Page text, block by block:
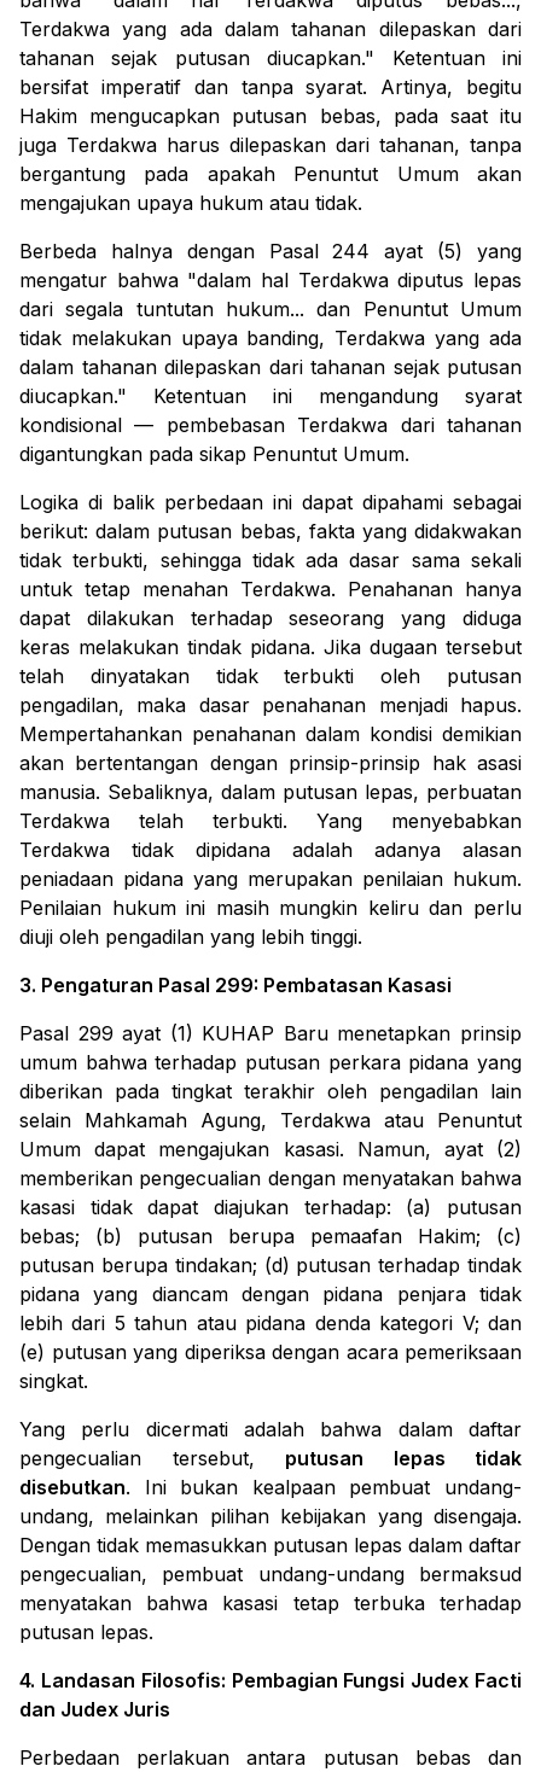
Terdakwa yang ada dalam tahanan dilepaskan dari
tahanan sejak putusan diucapkan." Ketentuan ini
bersifat imperatif dan tanpa syarat. Artinya, begitu
Hakim mengucapkan putusan bebas, pada saat itu
juga Terdakwa harus dilepaskan dari tahanan, tanpa
bergantung pada apakah Penuntut Umum akan
mengajukan upaya hukum atau tidak.
Berbeda halnya dengan Pasal 244 ayat (5) yang
mengatur bahwa "dalam hal Terdakwa diputus lepas
dari segala tuntutan hukum... dan Penuntut Umum
tidak melakukan upaya banding, Terdakwa yang ada
dalam tahanan dilepaskan dari tahanan sejak putusan
diucapkan." Ketentuan ini mengandung syarat
kondisional — pembebasan Terdakwa dari tahanan
digantungkan pada sikap Penuntut Umum.
Logika di balik perbedaan ini dapat dipahami sebagai
berikut: dalam putusan bebas, fakta yang didakwakan
tidak terbukti, sehingga tidak ada dasar sama sekali
untuk tetap menahan Terdakwa. Penahanan hanya
dapat dilakukan terhadap seseorang yang diduga
keras melakukan tindak pidana. Jika dugaan tersebut
telah dinyatakan tidak terbukti oleh putusan
pengadilan, maka dasar penahanan menjadi hapus.
Mempertahankan penahanan dalam kondisi demikian
akan bertentangan dengan prinsip-prinsip hak asasi
manusia. Sebaliknya, dalam putusan lepas, perbuatan
Terdakwa telah terbukti. Yang menyebabkan
Terdakwa tidak dipidana adalah adanya alasan
peniadaan pidana yang merupakan penilaian hukum.
Penilaian hukum ini masih mungkin keliru dan perlu
diuji oleh pengadilan yang lebih tinggi.
3. Pengaturan Pasal 299: Pembatasan Kasasi
Pasal 299 ayat (1) KUHAP Baru menetapkan prinsip
umum bahwa terhadap putusan perkara pidana yang
diberikan pada tingkat terakhir oleh pengadilan lain
selain Mahkamah Agung, Terdakwa atau Penuntut
Umum dapat mengajukan kasasi. Namun, ayat (2)
memberikan pengecualian dengan menyatakan bahwa
kasasi tidak dapat diajukan terhadap: (a) putusan
bebas; (b) putusan berupa pemaafan Hakim; (c)
putusan berupa tindakan; (d) putusan terhadap tindak
pidana yang diancam dengan pidana penjara tidak
lebih dari 5 tahun atau pidana denda kategori V; dan
(e) putusan yang diperiksa dengan acara pemeriksaan
singkat.
Yang perlu dicermati adalah bahwa dalam daftar
pengecualian tersebut, putusan lepas tidak
disebutkan. Ini bukan kealpaan pembuat undang-
undang, melainkan pilihan kebijakan yang disengaja.
Dengan tidak memasukkan putusan lepas dalam daftar
pengecualian, pembuat undang-undang bermaksud
menyatakan bahwa kasasi tetap terbuka terhadap
putusan lepas.
4. Landasan Filosofis: Pembagian Fungsi Judex Facti
dan Judex Juris
Perbedaan perlakuan antara putusan bebas dan